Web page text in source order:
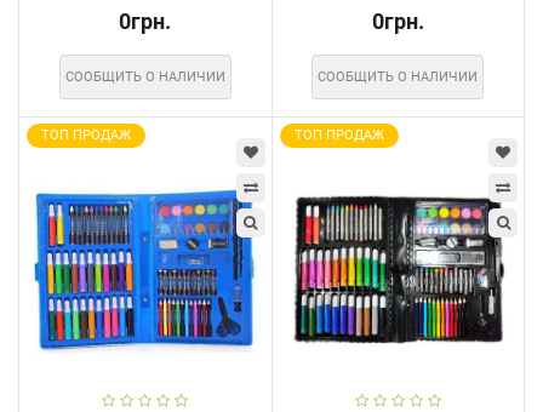
0грн.
СООБЩИТЬ О НАЛИЧИИ
0грн.
СООБЩИТЬ О НАЛИЧИИ
ТОП ПРОДАЖ ТОП ПРОДАЖ